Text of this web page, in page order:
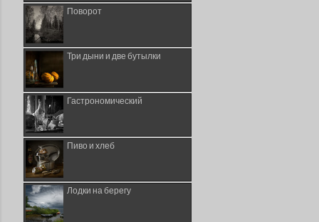
Поворот
Три дыни и две бутылки
Гастрономический
Пиво и хлеб
Лодки на берегу